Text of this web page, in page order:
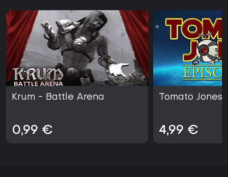
Krum - Battle Arena
0,99 €
Tomato
4,99 €